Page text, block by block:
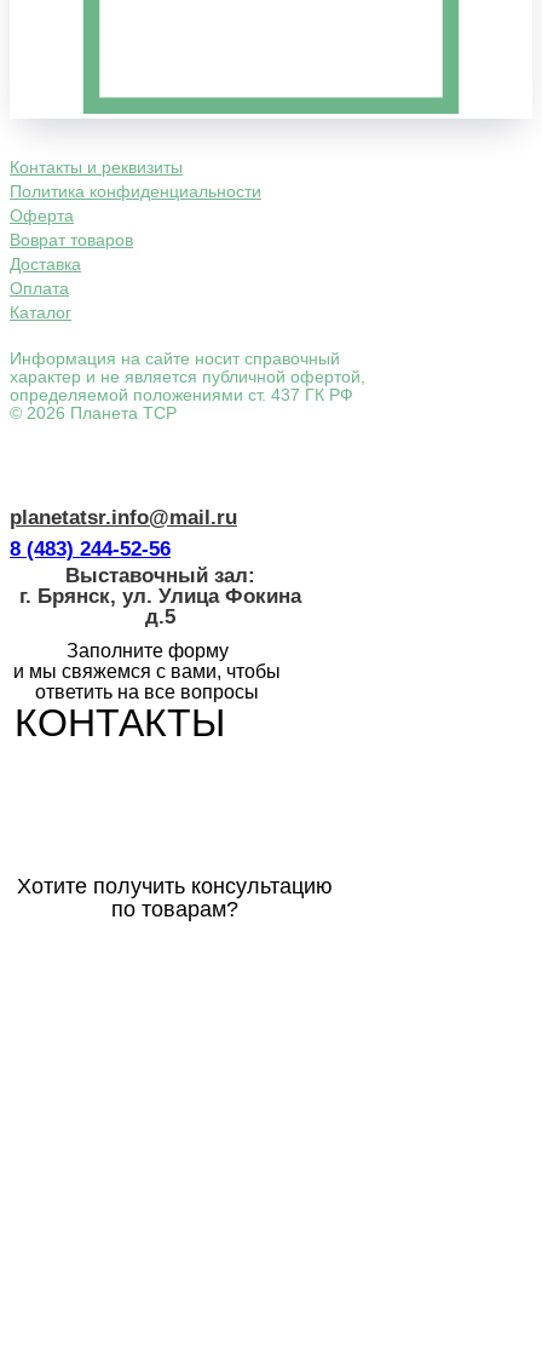
planetatsr.info@mail.ru
8 (483) 244-52-56
Выставочный зал:
г. Брянск, ул. Улица Фокина
д.5
Заполните форму
и мы свяжемся с вами, чтобы
ответить на все вопросы
КОНТАКТЫ
Хотите получить консультацию
по товарам?
Контакты и реквизиты
Политика конфиденциальности
Оферта
Воврат товаров
Доставка
Оплата
Каталог
Информация на сайте носит справочный
характер и не является публичной офертой,
определяемой положениями ст. 437 ГК РФ
© 2026 Планета ТСР